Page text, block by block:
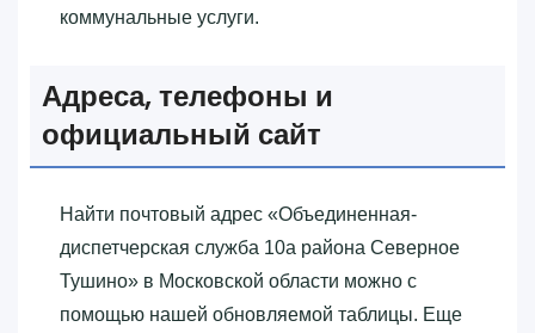
коммунальные услуги.
Адреса, телефоны и
официальный сайт
Найти почтовый адрес «‎Объединенная-
диспетчерская служба 10а района Северное
Тушино»‎ в Московской области можно с
помощью нашей обновляемой таблицы. Еще